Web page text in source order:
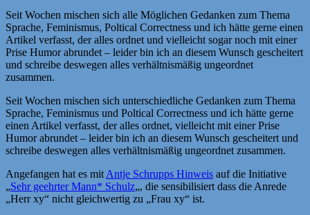
Seit Wochen mischen sich alle Möglichen Gedanken zum Thema
Sprache, Feminismus, Poltical Correctness und ich hätte gerne einen
Artikel verfasst, der alles ordnet und vielleicht sogar noch mit einer
Prise Humor abrundet – leider bin ich an diesem Wunsch gescheitert
und schreibe deswegen alles verhältnismäßig ungeordnet
zusammen.
Seit Wochen mischen sich unterschiedliche Gedanken zum Thema
Sprache, Feminismus und Poltical Correctness und ich hätte gerne
einen Artikel verfasst, der alles ordnet, vielleicht mit einer Prise
Humor abrundet – leider bin ich an diesem Wunsch gescheitert und
schreibe deswegen alles verhältnismäßig ungeordnet zusammen.
Angefangen hat es mit Antje Schrupps Hinweis auf die Initiative
„Sehr geehrter Mann* Schulz„, die sensibilisiert dass die Anrede
„Herr xy“ nicht gleichwertig zu „Frau xy“ ist.